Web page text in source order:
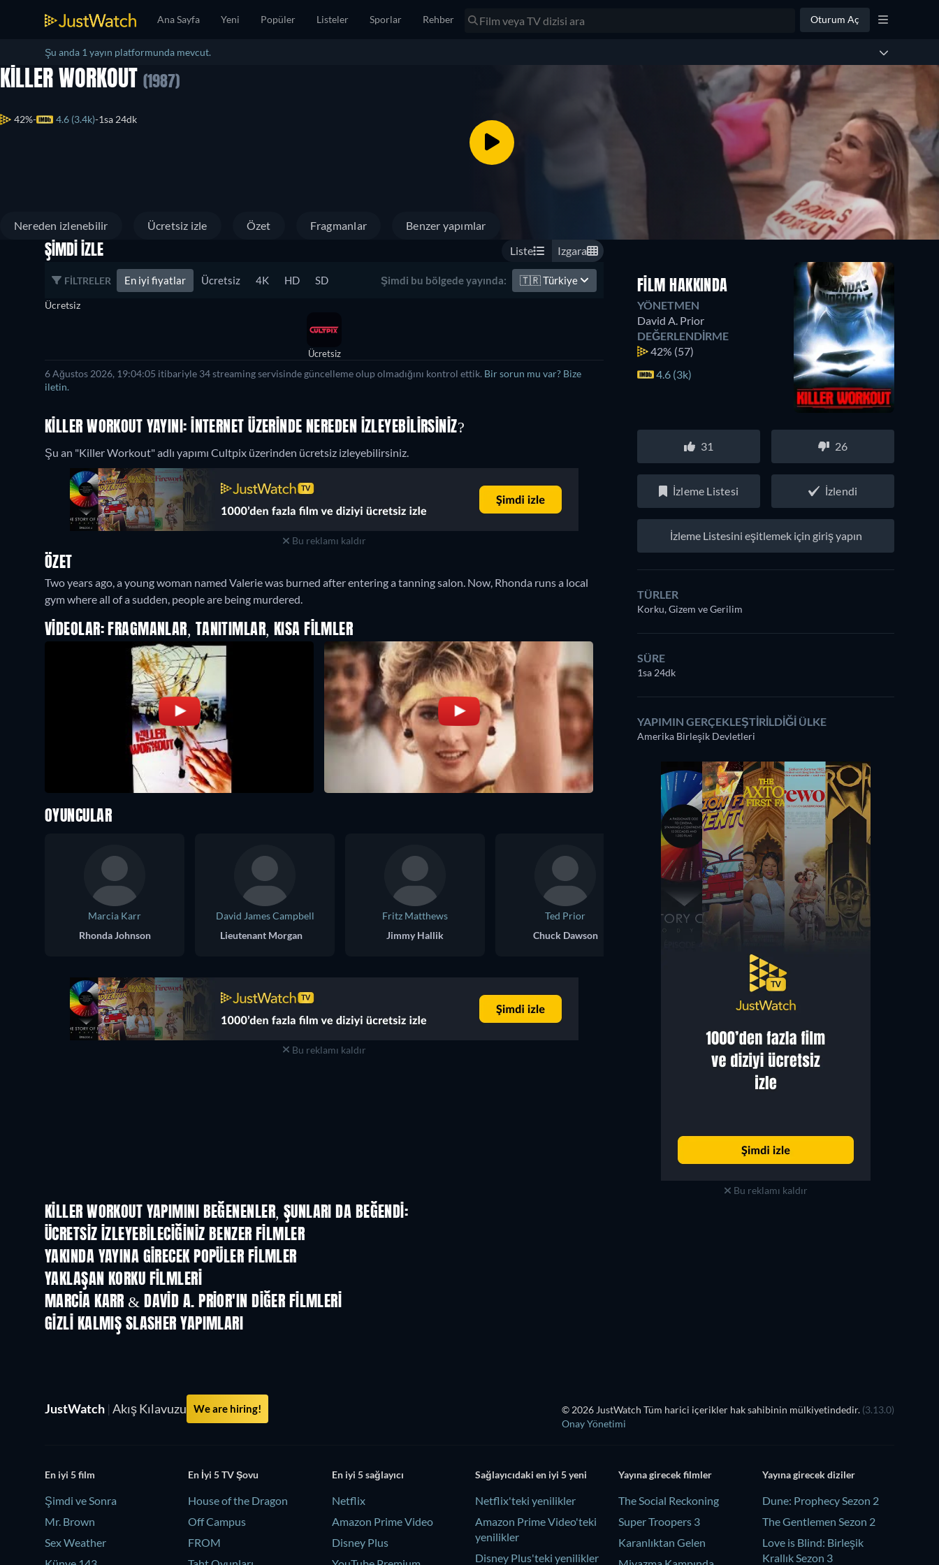
Ana Sayfa Yeni Popüler Listeler Sporlar Rehber Oturum Aç
Şu anda 1 yayın platformunda mevcut.
KILLER WORKOUT (1987)
42% 4.6 (3.4k) 1sa 24dk
Nereden izlenebilir Ücretsiz izle Özet Fragmanlar Benzer yapımlar
ŞIMDI İZLE Liste Izgara
FILTRELER En iyi fiyatlar Ücretsiz 4K HD SD Şimdi bu bölgede yayında: 🇹🇷Türkiye
Ücretsiz
Ücretsiz
6 Ağustos 2026, 19:04:05 itibariyle 34 streaming servisinde güncelleme olup olmadığını kontrol ettik. Bir sorun mu var? Bize
iletin.
KILLER WORKOUT YAYINI: İNTERNET ÜZERINDE NEREDEN IZLEYEBILIRSINIZ?
Şu an "Killer Workout" adlı yapımı Cultpix üzerinden ücretsiz izleyebilirsiniz.
Bu reklamı kaldır
ÖZET
Two years ago, a young woman named Valerie was burned after entering a tanning salon. Now, Rhonda runs a local
gym where all of a sudden, people are being murdered.
VIDEOLAR: FRAGMANLAR, TANITIMLAR, KISA FILMLER
FILM HAKKINDA
YÖNETMEN
David A. Prior
DEĞERLENDIRME
42% (57)
4.6 (3k)
31 26
İzleme Listesi İzlendi
İzleme Listesini eşitlemek için giriş yapın
TÜRLER
Korku, Gizem ve Gerilim
SÜRE
1sa 24dk
YAPIMIN GERÇEKLEŞTIRILDIĞI ÜLKE
Amerika Birleşik Devletleri
Bu reklamı kaldır
OYUNCULAR
Marcia Karr
Rhonda Johnson
David James Campbell
Lieutenant Morgan
Fritz Matthews
Jimmy Hallik
Ted Prior
Chuck Dawson
Richard Bravo
Dianne Copeland
Bu reklamı kaldır
KILLER WORKOUT YAPIMINI BEĞENENLER, ŞUNLARI DA BEĞENDI:
ÜCRETSIZ IZLEYEBILECIĞINIZ BENZER FILMLER
YAKINDA YAYINA GIRECEK POPÜLER FILMLER
YAKLAŞAN KORKU FILMLERI
MARCIA KARR & DAVID A. PRIOR'IN DIĞER FILMLERI
GIZLI KALMIŞ SLASHER YAPIMLARI
JustWatch | Akış Kılavuzu We are hiring! © 2026 JustWatch Tüm harici içerikler hak sahibinin mülkiyetindedir. (3.13.0)
Onay Yönetimi
En iyi 5 film
Şimdi ve Sonra
Mr. Brown
Sex Weather
En İyi 5 TV Şovu
House of the Dragon
Off Campus
FROM
En iyi 5 sağlayıcı
Netflix
Amazon Prime Video
Disney Plus
Sağlayıcıdaki en iyi 5 yeni
Netflix'teki yenilikler
Amazon Prime Video'teki
yenilikler
Disney Plus'teki yenilikler
Yayına girecek filmler
The Social Reckoning
Super Troopers 3
Karanlıktan Gelen
Yayına girecek diziler
Dune: Prophecy Sezon 2
The Gentlemen Sezon 2
Love is Blind: Birleşik
Krallık Sezon 3